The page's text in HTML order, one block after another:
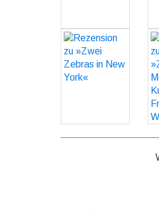
Rezension zu
»Zwei Zebras
in New York«